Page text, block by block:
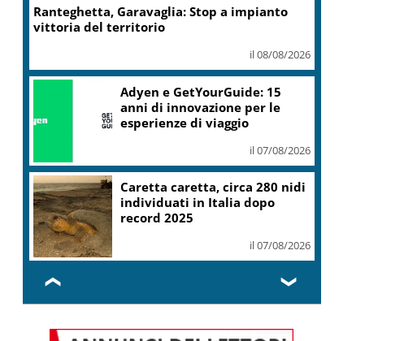
Ranteghetta, Garavaglia: Stop a impianto
vittoria del territorio
il 08/08/2026
Adyen e GetYourGuide: 15
anni di innovazione per le
esperienze di viaggio
il 07/08/2026
Caretta caretta, circa 280 nidi
individuati in Italia dopo
record 2025
il 07/08/2026
❮ ❯